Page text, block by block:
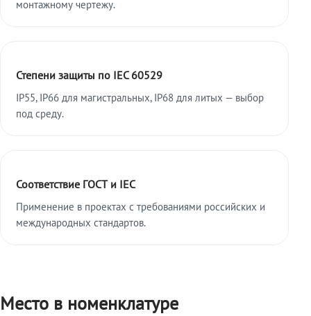
монтажному чертежу.
Степени защиты по IEC 60529
IP55, IP66 для магистральных, IP68 для литых — выбор
под среду.
Соответствие ГОСТ и IEC
Применение в проектах с требованиями российских и
международных стандартов.
Место в номенклатуре